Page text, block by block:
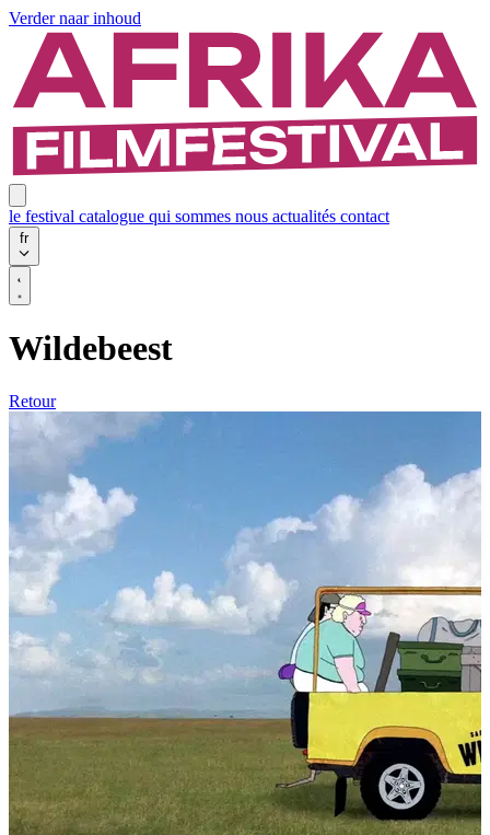
Verder naar inhoud
le festival catalogue qui sommes nous actualités contact
fr
Wildebeest
Retour